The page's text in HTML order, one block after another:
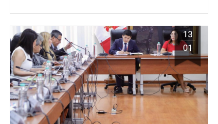
13
01